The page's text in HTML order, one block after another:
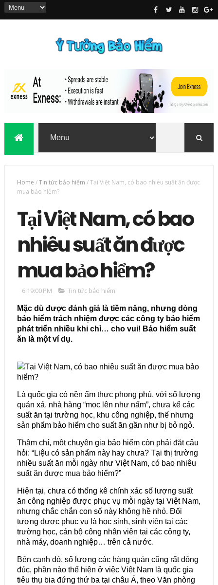
Home /Tin tức bảo hiểm /Tại Việt Nam, có bao nhiêu suất ăn được
mua bảo hiểm?
Tại Việt Nam, có bao
nhiêu suất ăn được
mua bảo hiểm?
6:19:00 PM Tin tức bảo hiểm
Mặc dù được đánh giá là tiềm năng, nhưng dòng
bảo hiểm trách nhiệm được các công ty bảo hiểm
phát triển nhiều khi chỉ… cho vui! Bảo hiểm suất
ăn là một ví dụ.
Là quốc gia có nền ẩm thực phong phú, với số lượng
quán xá, nhà hàng “mọc lên như nấm”, chưa kể các
suất ăn tại trường học, khu công nghiệp, thế nhưng
sản phẩm bảo hiểm cho suất ăn gần như bị bỏ ngỏ.
Thậm chí, một chuyên gia bảo hiểm còn phải đặt câu
hỏi: “Liệu có sản phẩm này hay chưa? Tại thị trường
nhiều suất ăn mỗi ngày như Việt Nam, có bao nhiêu
suất ăn được mua bảo hiểm?”
Hiện tại, chưa có thống kê chính xác số lượng suất
ăn công nghiệp được phục vụ mỗi ngày tại Việt Nam,
nhưng chắc chắn con số này không hề nhỏ. Đối
tượng được phục vụ là học sinh, sinh viên tại các
trường học, cán bộ công nhân viên tại các công ty,
nhà máy, doanh nghiệp… trên cả nước.
Bên cạnh đó, số lượng các hàng quán cũng rất đông
đúc, phần nào thể hiện ở việc Việt Nam là quốc gia
tiêu thụ bia đứng thứ ba tại châu Á, theo Văn phòng